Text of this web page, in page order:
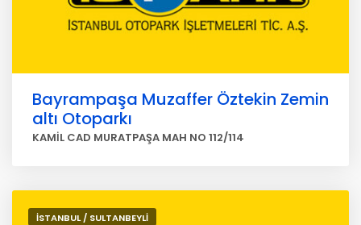
Bayrampaşa Muzaffer Öztekin Zemin
altı Otoparkı
KAMİL CAD MURATPAŞA MAH NO 112/114
İSTANBUL / SULTANBEYLİ